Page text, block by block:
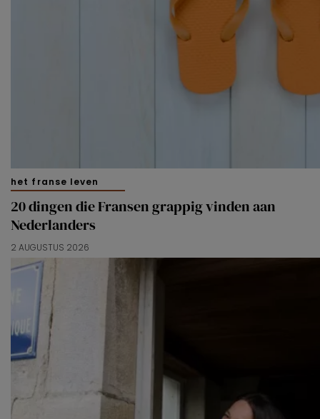
het franse leven
20 dingen die Fransen grappig vinden aan
Nederlanders
2 AUGUSTUS 2026